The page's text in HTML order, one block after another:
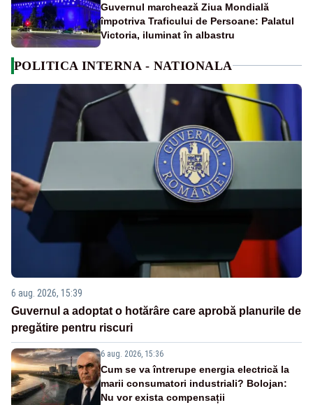
Guvernul marchează Ziua Mondială
împotriva Traficului de Persoane: Palatul
Victoria, iluminat în albastru
POLITICA INTERNA - NATIONALA
6 aug. 2026, 15:39
Guvernul a adoptat o hotărâre care aprobă planurile de
pregătire pentru riscuri
6 aug. 2026, 15:36
Cum se va întrerupe energia electrică la
marii consumatori industriali? Bolojan:
Nu vor exista compensații